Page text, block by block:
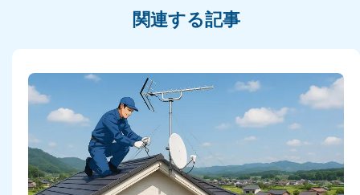
関連する記事